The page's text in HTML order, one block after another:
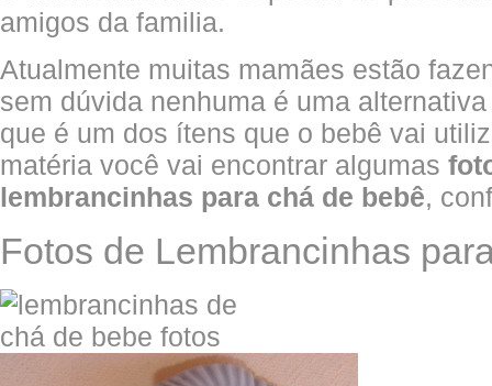
amigos da familia.
Atualmente muitas mamães estão
sem dúvida nenhuma é uma
que é um dos ítens que o bebê vai
matéria você vai encontrar algumas
lembrancinhas para chá de bebê,
Fotos de Lembrancinhas